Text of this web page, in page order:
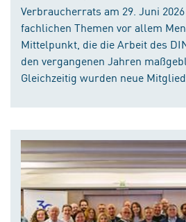
Verbraucherrats am 29. Juni
fachlichen Themen vor allem
Mittelpunkt, die die Arbeit des
den vergangenen Jahren
Gleichzeitig wurden neue